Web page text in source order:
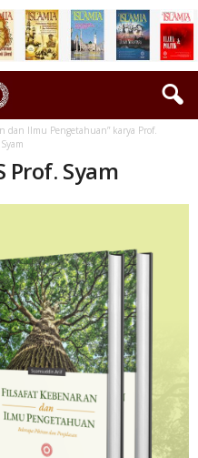
dan Ilmu Pengetahuan” karya Prof.
Prof. Syam